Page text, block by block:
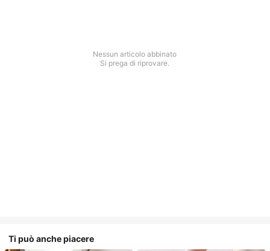
Nessun articolo abbinato
Si prega di riprovare.
Ti può anche piacere